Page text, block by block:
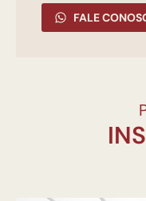
FALE